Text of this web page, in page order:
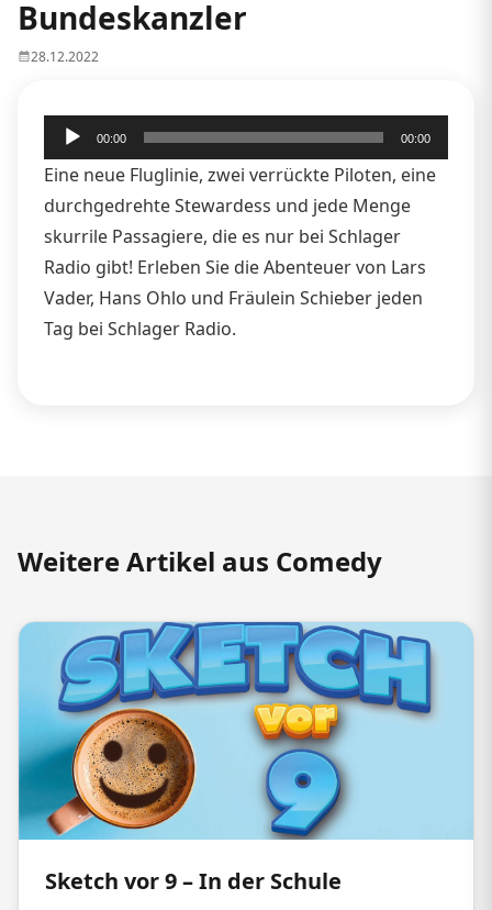
Bundeskanzler
28.12.2022
Audio-
Player
00:00 00:00
Eine neue Fluglinie, zwei verrückte Piloten, eine
durchgedrehte Stewardess und jede Menge
skurrile Passagiere, die es nur bei Schlager
Radio gibt! Erleben Sie die Abenteuer von Lars
Vader, Hans Ohlo und Fräulein Schieber jeden
Tag bei Schlager Radio.
Weitere Artikel aus Comedy
Sketch vor 9 – In der Schule